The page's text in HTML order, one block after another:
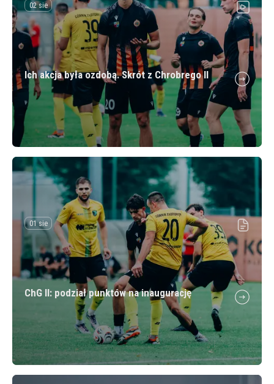
02 sie
Ich akcja była ozdobą. Skrót z Chrobrego II
01 sie
ChG II: podział punktów na inaugurację